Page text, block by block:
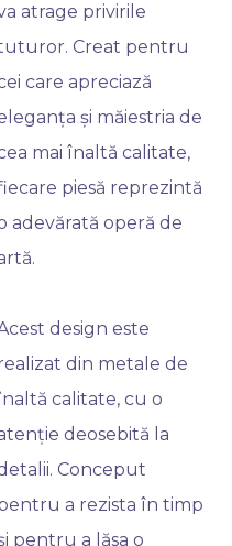
atrage privirile
Creat pentru
care apreciază
și măiestria de
mai înaltă calitate,
piesă reprezintă
adevărată operă de
design este
din metale de
calitate, cu o
deosebită la
Conceput
a rezista în timp
pentru a lăsa o